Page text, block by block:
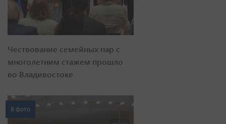
Чествование семейных пар с
многолетним стажем прошло
во Владивостоке
8 фото